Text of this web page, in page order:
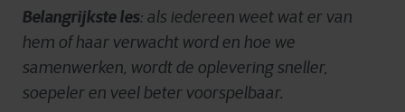
Belangrijkste les: als iedereen weet wat er van
hem of haar verwacht word en hoe we
samenwerken, wordt de oplevering sneller,
soepeler en veel beter voorspelbaar.